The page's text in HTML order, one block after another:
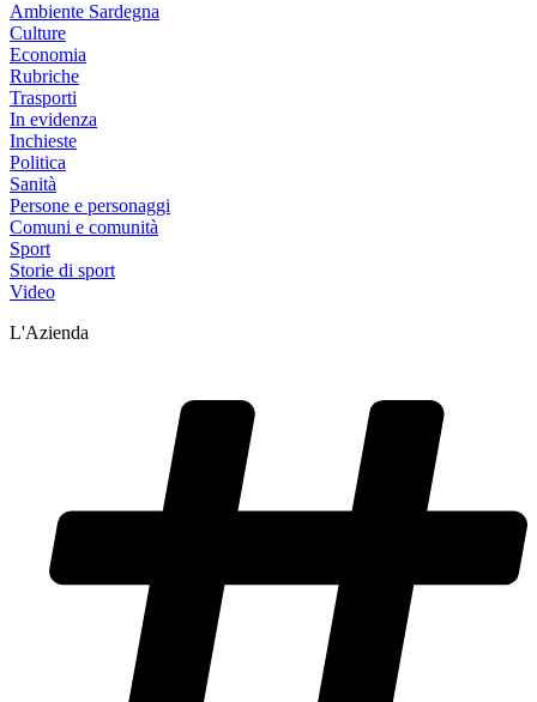
Ambiente Sardegna
Culture
Economia
Rubriche
Trasporti
In evidenza
Inchieste
Politica
Sanità
Persone e personaggi
Comuni e comunità
Sport
Storie di sport
Video
L'Azienda